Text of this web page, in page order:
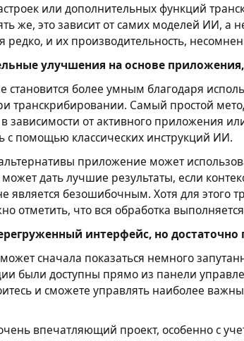
или дополнительных функций
же, это зависит от самих моделей ИИ, а
редко, и их производительность,
улучшения на основе
становится более умным благодаря
транскрибировании. Самый простой
зависимости от активного приложения
с помощью классических инструкций ИИ.
приложение может
дать лучшие результаты, если
является безошибочным. Хотя для этого
отметить, что вся обработка
интерфейс, но достаточно
сначала показаться немного
были доступны прямо из панели
и сможете управлять наиболее
впечатляющий проект, особенно с